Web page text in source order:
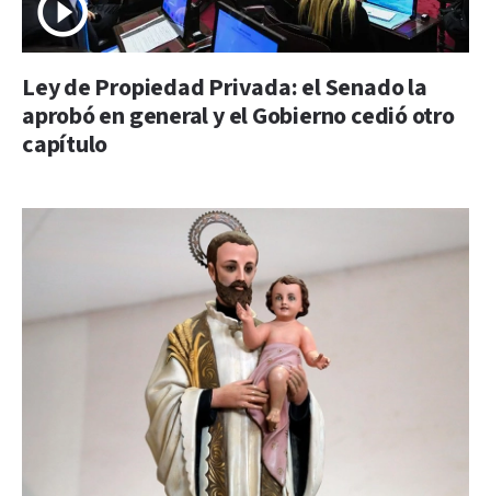
Ley de Propiedad Privada: el Senado la
aprobó en general y el Gobierno cedió otro
capítulo